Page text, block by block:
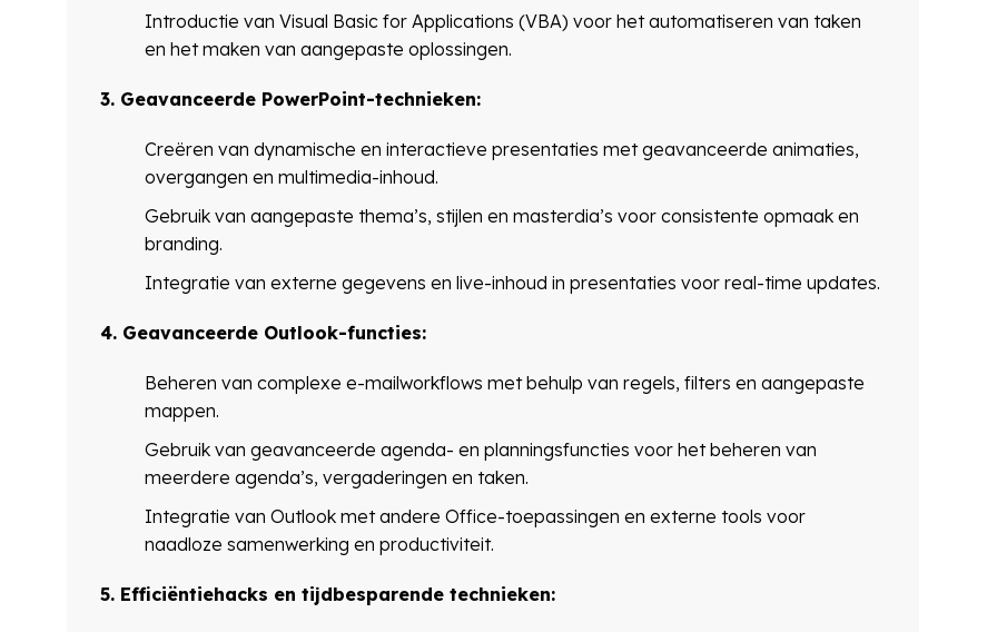
Introductie van Visual Basic for Applications (VBA) voor het automatiseren van taken
en het maken van aangepaste oplossingen.
3. Geavanceerde PowerPoint-technieken:
Creëren van dynamische en interactieve presentaties met geavanceerde animaties,
overgangen en multimedia-inhoud.
Gebruik van aangepaste thema’s, stijlen en masterdia’s voor consistente opmaak en
branding.
Integratie van externe gegevens en live-inhoud in presentaties voor real-time updates.
4. Geavanceerde Outlook-functies:
Beheren van complexe e-mailworkflows met behulp van regels, filters en aangepaste
mappen.
Gebruik van geavanceerde agenda- en planningsfuncties voor het beheren van
meerdere agenda’s, vergaderingen en taken.
Integratie van Outlook met andere Office-toepassingen en externe tools voor
naadloze samenwerking en productiviteit.
5. Efficiëntiehacks en tijdbesparende technieken: